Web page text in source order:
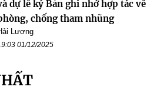
dự lễ ký Bản ghi nhớ hợp tác về
chống tham nhũng
Lương
01/12/2025